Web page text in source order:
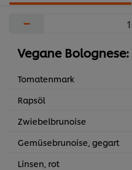
−
Vegane Bolognese:
Tomatenmark
Rapsöl
Zwiebelbrunoise
Gemüsebrunoise, gegart
Linsen, rot